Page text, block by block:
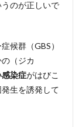
うのが正しいで
候群（GBS）
（ジカ
染症がはびこ
生を誘発して